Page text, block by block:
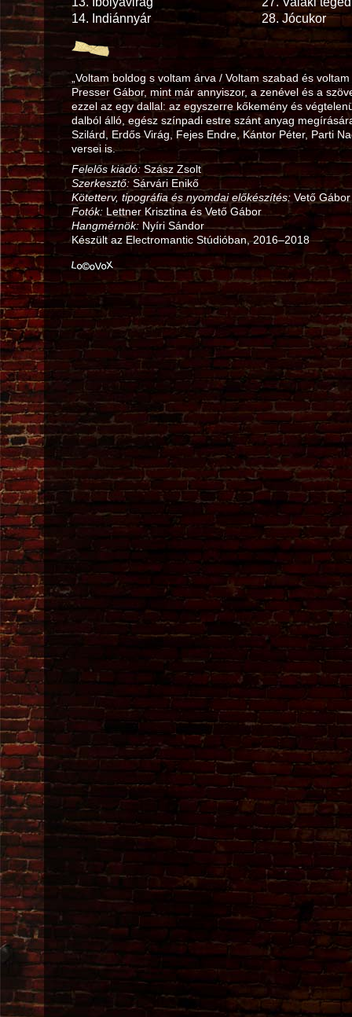
14. Indiánnyár
28. Jócukor
„Voltam boldog s voltam árva / Voltam szabad és
Presser Gábor, mint már annyiszor, a zenével és a
ezzel az egy dallal: az egyszerre kőkemény és
dalból álló, egész színpadi estre szánt anyag
Szilárd, Erdős Virág, Fejes Endre, Kántor Péter, Parti
versei is.
Felelős kiadó:Szász Zsolt
Szerkesztő: Sárvári Enikő
Kötetterv, tipográfia és nyomdai előkészítés: Vető Gábor
Fotók: Lettner Krisztina és Vető Gábor
Hangmérnök: Nyíri Sándor
Készült az Electromantic Stúdióban, 2016–2018